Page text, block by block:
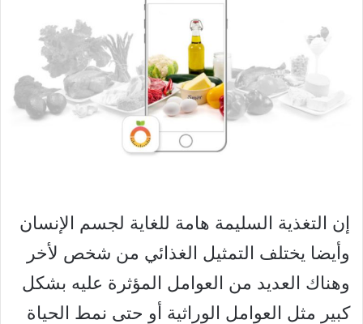
إن التغذية السليمة هامة للغاية لجسم الإنسان
وأيضا يختلف التمثيل الغذائي من شخص لأخر
وهناك العديد من العوامل المؤثرة عليه بشكل
كبير مثل العوامل الوراثية أو حتى نمط الحياة